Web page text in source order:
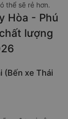
thể sẽ rẻ hơn.
Hòa - Phú
lượng
(Bến xe Thái